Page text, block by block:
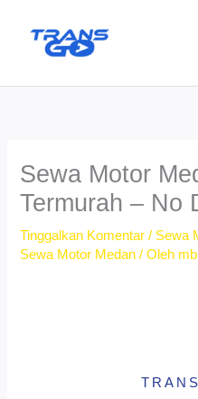
Sewa Motor
Termurah – No
Tinggalkan Komentar / Sewa
Sewa Motor Medan / Oleh